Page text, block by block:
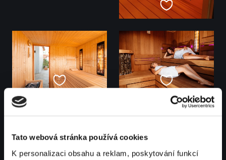
Tato webová stránka používá cookies
K personalizaci obsahu a reklam, poskytování funkcí